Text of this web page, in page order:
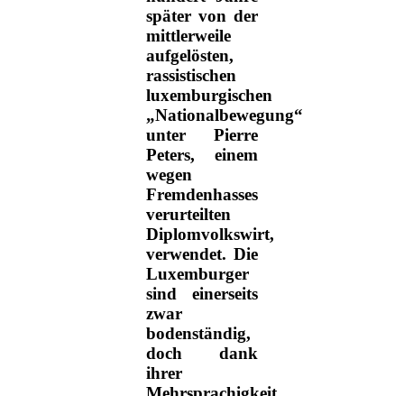
später von der
mittlerweile
aufgelösten,
rassistischen
luxemburgischen
„Nationalbewegung“
unter Pierre
Peters, einem
wegen
Fremdenhasses
verurteilten
Diplomvolkswirt,
verwendet. Die
Luxemburger
sind einerseits
zwar
bodenständig,
doch dank
ihrer